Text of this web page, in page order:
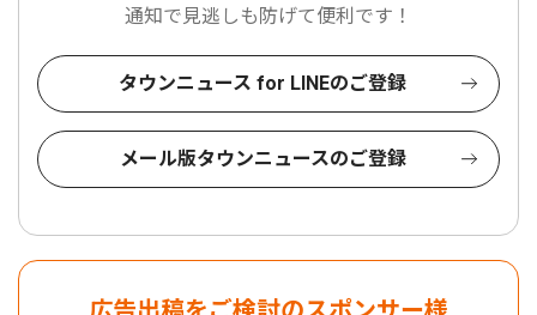
通知で見逃しも防げて便利です！
タウンニュース for LINEのご登録
メール版タウンニュースのご登録